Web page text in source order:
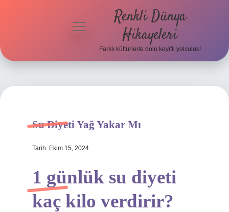
menüyü
Renkli Dünya
Hikayeleri
Farklı kültürlerle dolu keyifli yolculuk!
Su Diyeti Yağ Yakar Mı
Tarih: Ekim 15, 2024
1 günlük su diyeti
kaç kilo verdirir?